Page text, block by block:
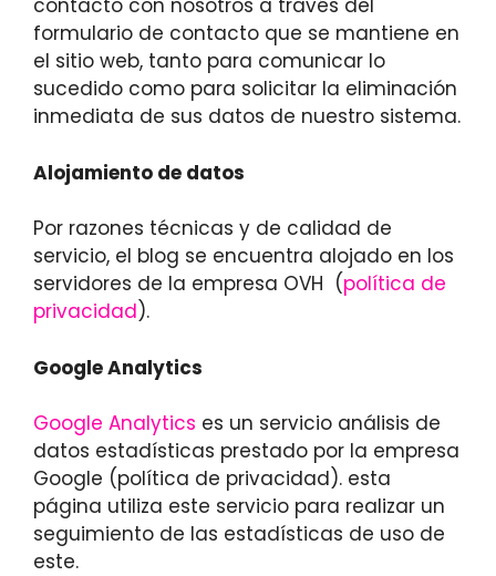
contacto con nosotros a través del
formulario de contacto que se mantiene en
el sitio web, tanto para comunicar lo
sucedido como para solicitar la eliminación
inmediata de sus datos de nuestro sistema.
Alojamiento de datos
Por razones técnicas y de calidad de
servicio, el blog se encuentra alojado en los
servidores de la empresa OVH (política de
privacidad).
Google Analytics
Google Analytics es un servicio análisis de
datos estadísticas prestado por la empresa
Google (política de privacidad). esta
página utiliza este servicio para realizar un
seguimiento de las estadísticas de uso de
este.